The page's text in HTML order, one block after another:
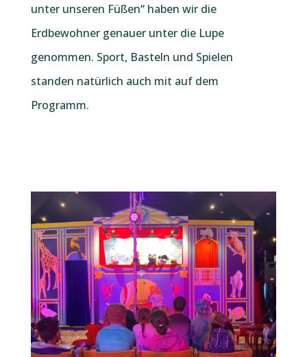
unter unseren Füßen“ haben wir die
Erdbewohner genauer unter die Lupe
genommen. Sport, Basteln und Spielen
standen natürlich auch mit auf dem
Programm.